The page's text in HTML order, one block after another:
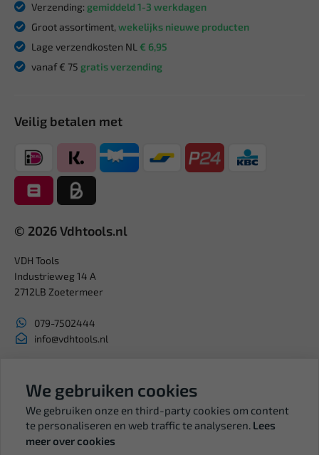
Verzending: gemiddeld 1-3 werkdagen
Groot assortiment, wekelijks nieuwe producten
Lage verzendkosten NL € 6,95
vanaf € 75 gratis verzending
Veilig betalen met
© 2026 Vdhtools.nl
VDH Tools
Industrieweg 14 A
2712LB Zoetermeer
079-7502444
info@vdhtools.nl
BTW: NL819958657B01
We gebruiken cookies
We gebruiken onze en third-party cookies om content
te personaliseren en web traffic te analyseren. Lees
meer over cookies